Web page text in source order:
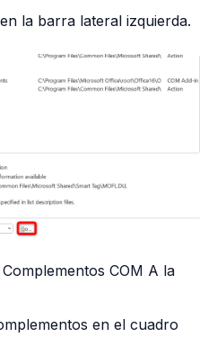
la barra lateral izquierda.
COM A la
en el cuadro